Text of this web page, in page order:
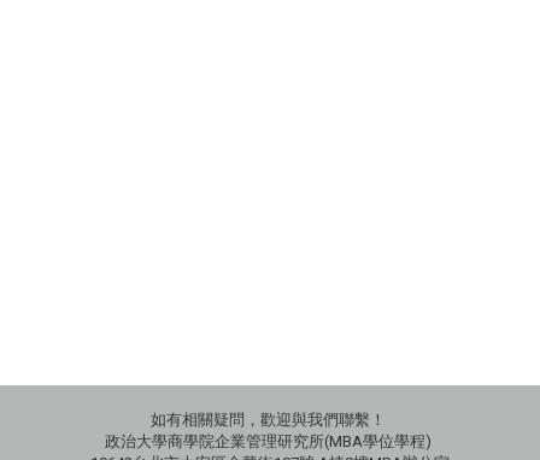
如有相關疑問，歡迎與我們聯繫！
政治大學商學院企業管理研究所(MBA學位學程)